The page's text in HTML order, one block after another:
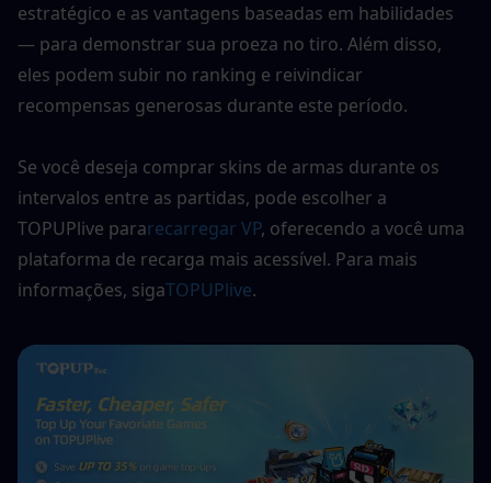
estratégico e as vantagens baseadas em habilidades
— para demonstrar sua proeza no tiro. Além disso,
eles podem subir no ranking e reivindicar
recompensas generosas durante este período.
Se você deseja comprar skins de armas durante os
intervalos entre as partidas, pode escolher a
TOPUPlive pararecarregar VP, oferecendo a você uma
plataforma de recarga mais acessível. Para mais
informações, sigaTOPUPlive.